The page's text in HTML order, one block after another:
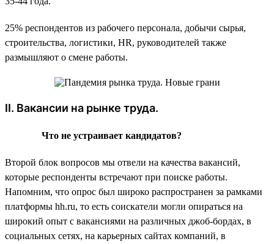
25% респондентов из рабочего персонала, добычи сырья,
строительства, логистики, HR, руководителей также
размышляют о смене работы.
II. Вакансии на рынке труда.
Что не устраивает кандидатов?
Второй блок вопросов мы отвели на качества вакансий,
которые респонденты встречают при поиске работы.
Напомним, что опрос был широко распространен за рамками
платформы hh.ru, то есть соискатели могли опираться на
широкий опыт с вакансиями на различных джоб-бордах, в
социальных сетях, на карьерных сайтах компаний, в